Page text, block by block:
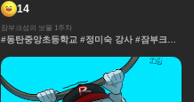
14
잠부크섬의 보물 1주차
#동탄중앙초등학교 #정미숙 강사 #잠부크섬
험 #마법 #세계관 중세 #보물